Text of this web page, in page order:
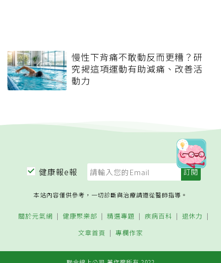
慢性下背痛不敢動反而更糟？研
究揭這項運動有助減痛、改善活
動力
健康報e報
本站內容僅供參考，一切診斷與治療請遵從醫師指導。
關於元氣網 健康聚樂部 精選專題 疾病百科
退休力
文章首頁
專欄作家